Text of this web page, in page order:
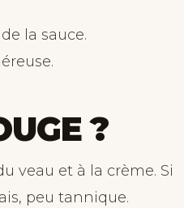
la sauce.
?
veau et à la crème. Si
peu tannique.